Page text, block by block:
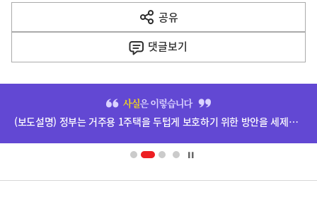
다
음
공유
열
기
댓글보기
영
(보도설명) 정부는 거주용 1주택을 두텁게 보호하기 위한 방안을 세제개편안에 담았습니다.